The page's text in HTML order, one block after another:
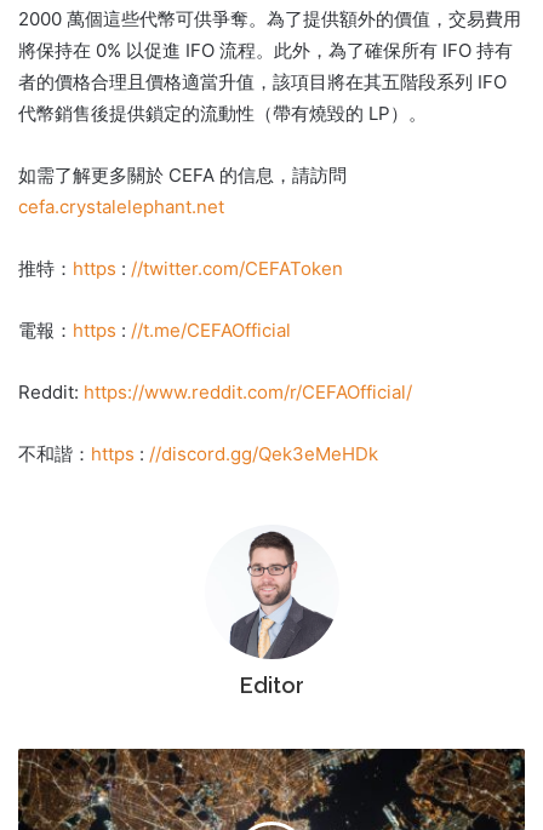
2000 萬個這些代幣可供爭奪。 為了提供額外的價值，交易費用
將保持在 0% 以促進 IFO 流程。 此外，為了確保所有 IFO 持有
者的價格合理且價格適當升值，該項目將在其五階段系列 IFO
代幣銷售後提供鎖定的流動性（帶有燒毀的 LP）。
如需了解更多關於 CEFA 的信息，請訪問
cefa.crystalelephant.net
推特： https : //twitter.com/CEFAToken
電報： https : //t.me/CEFAOfficial
Reddit: https://www.reddit.com/r/CEFAOfficial/
不和諧： https : //discord.gg/Qek3eMeHDk
Editor